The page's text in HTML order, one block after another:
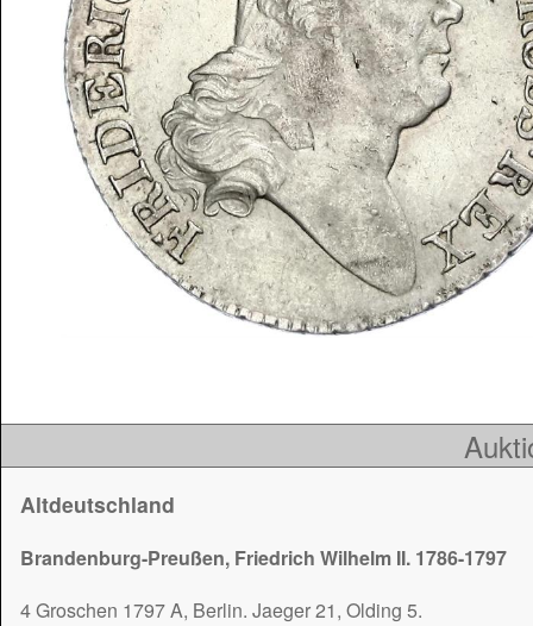
Altdeutschland
Brandenburg-Preußen, Friedrich Wilhelm II. 1786-1797
4 Groschen 1797 A, Berlin. Jaeger 21, Olding 5.